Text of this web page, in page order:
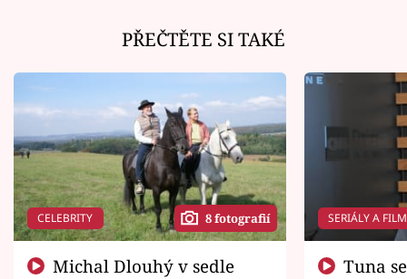
Sledujte nás
PŘEČTĚTE SI TAKÉ
CELEBRITY 8 fotografií SERIÁLY A